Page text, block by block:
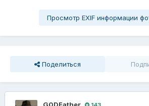
Просмотр EXIF информации
Поделиться